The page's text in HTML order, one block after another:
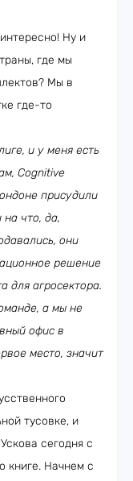
Ну и
где мы
Мы в
где-то
и у меня есть
Cognitive
присудили
что, да,
они
решение
для агросектора.
а мы не
офис в
место, значит
тусовке, и
сегодня с
книге. Начнем с